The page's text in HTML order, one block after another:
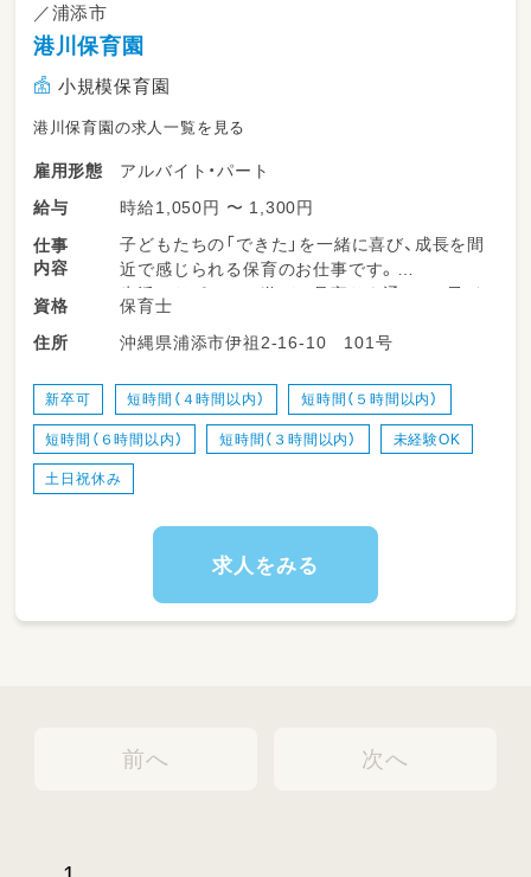
／浦添市
港川保育園
小規模保育園
港川保育園の求人一覧を見る
雇用形態
アルバイト・パート
給与
時給1,050円 〜 1,300円
仕事
内容
子どもたちの「できた」を一緒に喜び、成長を間
近で感じられる保育のお仕事です。
生活のサポートや遊びの見守りを通して、子ど
もたちが安心して過ごせる環境をつくります。
職員同士の協力体制も整っており、未経験の方
子どもたちの未来を育む、やりがいのある仕事
にあなたの力を活かしてみませんか。
資格
保育士
住所
沖縄県浦添市伊祖2-16-10 101号
新卒可 短時間（４時間以内） 短時間（５時間以内）
短時間（６時間以内） 短時間（３時間以内） 未経験OK
土日祝休み
求人をみる
前へ 次へ